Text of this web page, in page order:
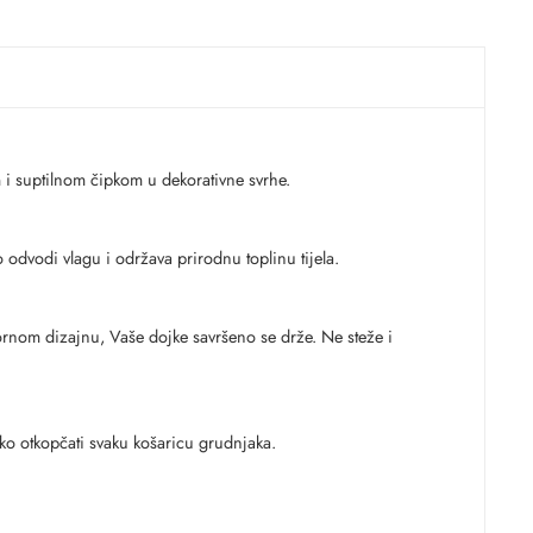
suptilnom čipkom u dekorativne svrhe.
odvodi vlagu i održava prirodnu toplinu tijela.
dizajnu, Vaše dojke savršeno se drže. Ne steže i
otkopčati svaku košaricu grudnjaka.